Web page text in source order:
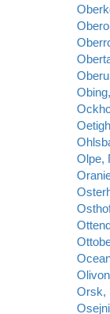
Olpe,
Orsk,